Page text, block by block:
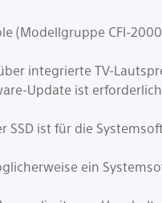
(Modellgruppe CFI-
integrierte TV-
Update ist
SSD ist für die
ein